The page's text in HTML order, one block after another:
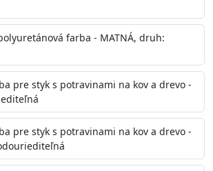
so zlou priľnavosťou. Otvory
Acrylic putty, Visto alebo Acrylic light
Nové alebo porézne povrchy natreté
farbami
Odporúčané penetračné nátery
board alebo Vitex Primer 100% a
eco
farba - MATNÁ, druh:
pre styk s potravinami na kov a drevo -
pre styk s potravinami na kov a drevo -